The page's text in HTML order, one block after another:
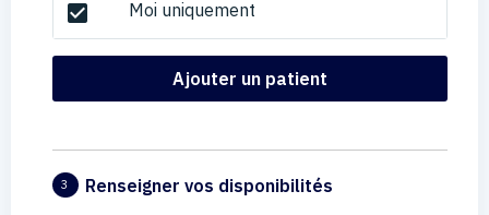
check_box Moi uniquement
Ajouter un patient
3 Renseigner vos disponibilités